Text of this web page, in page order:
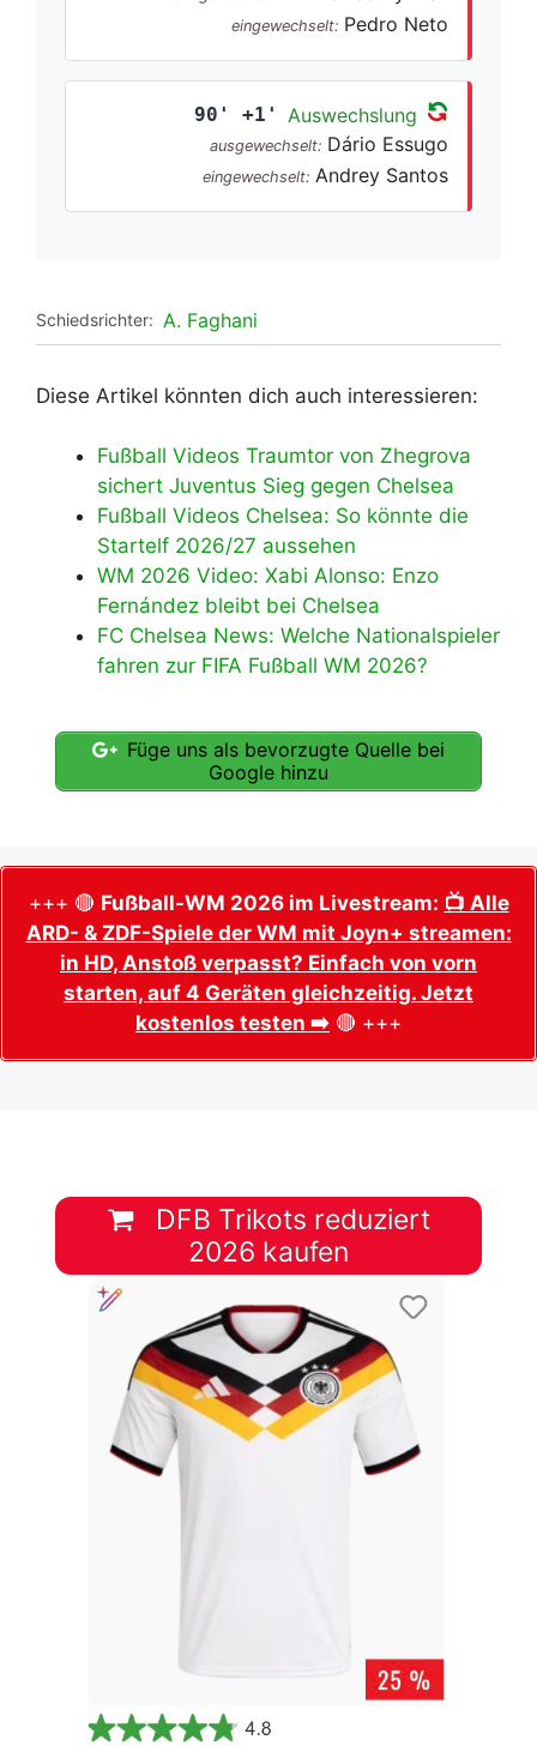
eingewechselt: Pedro Neto
90' +1' Auswechslung
ausgewechselt: Dário Essugo
eingewechselt: Andrey Santos
Schiedsrichter: A. Faghani
Diese Artikel könnten dich auch interessieren:
Fußball Videos Traumtor von Zhegrova
sichert Juventus Sieg gegen Chelsea
Fußball Videos Chelsea: So könnte die
Startelf 2026/27 aussehen
WM 2026 Video: Xabi Alonso: Enzo
Fernández bleibt bei Chelsea
FC Chelsea News: Welche Nationalspieler
fahren zur FIFA Fußball WM 2026?
Füge uns als bevorzugte Quelle bei
Google hinzu
+++ 🔴 Fußball-WM 2026 im Livestream: 📺 Alle
ARD- & ZDF-Spiele der WM mit Joyn+ streamen:
in HD, Anstoß verpasst? Einfach von vorn
starten, auf 4 Geräten gleichzeitig. Jetzt
kostenlos testen ➡️ 🔴 +++
DFB Trikots reduziert
2026 kaufen